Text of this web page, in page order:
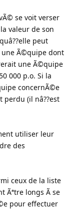
se voit verser
valeur de son
peut
une Ã©quipe dont
une Ã©quipe
000 p.o. Si la
concernÃ©e
perdu (il nâ??est
utiliser leur
des
ceux de la liste
Ãªtre longs Ã se
pour effectuer